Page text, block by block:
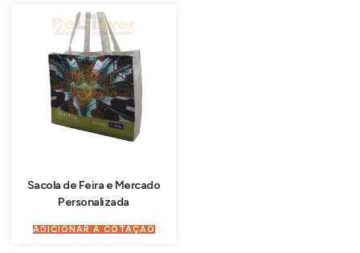
Sacola de Feira e Mercado
Personalizada
ADICIONAR À COTAÇÃO